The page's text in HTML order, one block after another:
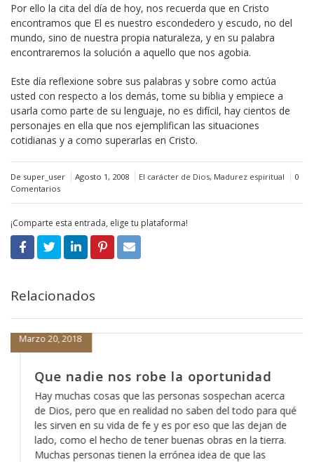
Por ello la cita del día de hoy, nos recuerda que en Cristo
encontramos que El es nuestro escondedero y escudo, no del
mundo, sino de nuestra propia naturaleza, y en su palabra
encontraremos la solución a aquello que nos agobia.
Este día reflexione sobre sus palabras y sobre como actúa
usted con respecto a los demás, tome su biblia y empiece a
usarla como parte de su lenguaje, no es difícil, hay cientos de
personajes en ella que nos ejemplifican las situaciones
cotidianas y a como superarlas en Cristo.
De super_user Agosto 1, 2008 El carácter de Dios, Madurez espiritual
0
Comentarios
¡Comparte esta entrada, elige tu plataforma!
Relacionados
Que nadie nos robe la oportunidad
Marzo 20, 2018
Hay muchas cosas que las personas sospechan acerca
de Dios, pero que en realidad no saben del todo para qué
les sirven en su vida de fe y es por eso que las dejan de
lado, como el hecho de tener buenas obras en la tierra.
Muchas personas tienen la errónea idea de que las